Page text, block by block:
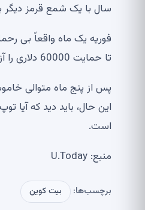
سال با یک شمع قرمز دیگر
فوریه یک ماه واقعاً بی
تا حمایت 60000 دلاری را آزمایش کند، که پایین ترین حد اصلاح فعلی است.
پس از پنج ماه متوالی
این حال، باید دید که آیا
است.
منبع: U.Today
برچسب‌ها: بیت کوین